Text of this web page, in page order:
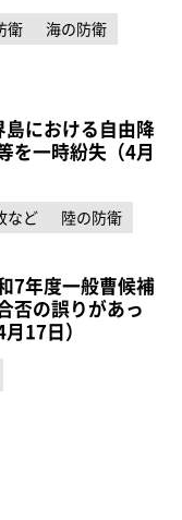
衛
海の防衛
における自由降
を一時紛失（4月
など 陸の防衛
7年度一般曹候補
否の誤りがあっ
17日）